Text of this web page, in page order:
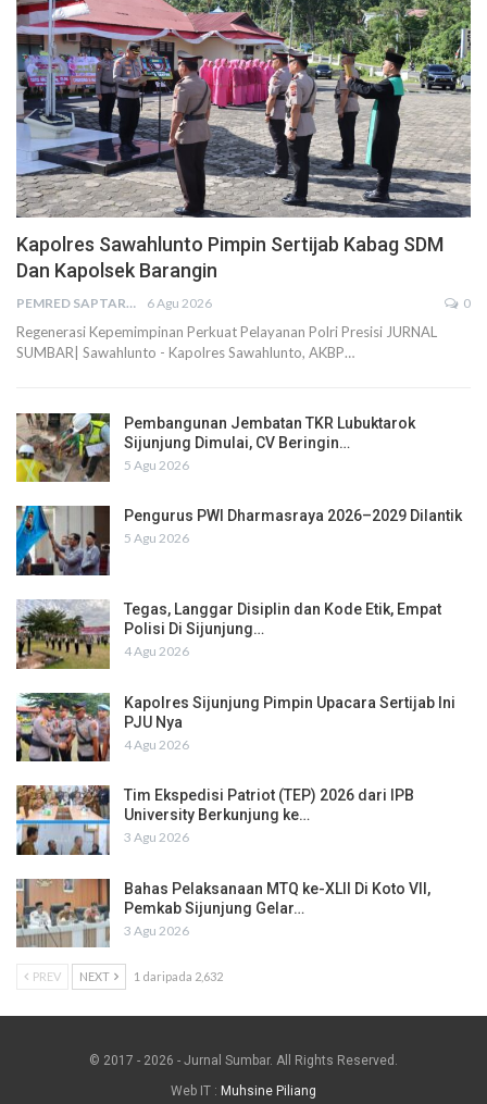
Kapolres Sawahlunto Pimpin Sertijab Kabag SDM
Dan Kapolsek Barangin
PEMRED SAPTARIUS 6 Agu 2026 0
Regenerasi Kepemimpinan Perkuat Pelayanan Polri Presisi JURNAL
SUMBAR| Sawahlunto - Kapolres Sawahlunto, AKBP…
Pembangunan Jembatan TKR Lubuktarok
Sijunjung Dimulai, CV Beringin…
5 Agu 2026
Pengurus PWI Dharmasraya 2026–2029 Dilantik
5 Agu 2026
Tegas, Langgar Disiplin dan Kode Etik, Empat
Polisi Di Sijunjung…
4 Agu 2026
Kapolres Sijunjung Pimpin Upacara Sertijab Ini
PJU Nya
4 Agu 2026
Tim Ekspedisi Patriot (TEP) 2026 dari IPB
University Berkunjung ke…
3 Agu 2026
Bahas Pelaksanaan MTQ ke-XLII Di Koto VII,
Pemkab Sijunjung Gelar…
3 Agu 2026
PREV NEXT 1 daripada 2,632
© 2017 - 2026 - Jurnal Sumbar. All Rights Reserved.
Web IT : Muhsine Piliang